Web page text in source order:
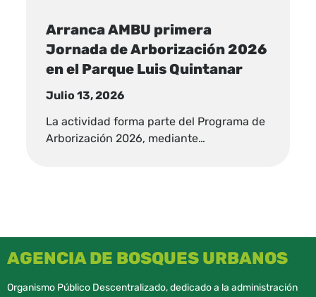
Arranca AMBU primera
Jornada de Arborización 2026
en el Parque Luis Quintanar
Julio 13, 2026
La actividad forma parte del Programa de
Arborización 2026, mediante…
AGENCIA DE BOSQUES URBANOS
Organismo Público Descentralizado, dedicado a la administración